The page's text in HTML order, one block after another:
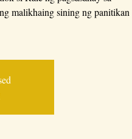
malikhaing sining ng panitikan